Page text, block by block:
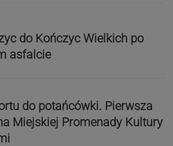
do Kończyc Wielkich po
asfalcie
do potańcówki. Pierwsza
Miejskiej Promenady Kultury